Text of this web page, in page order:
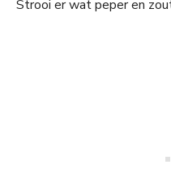
Strooi er wat peper en